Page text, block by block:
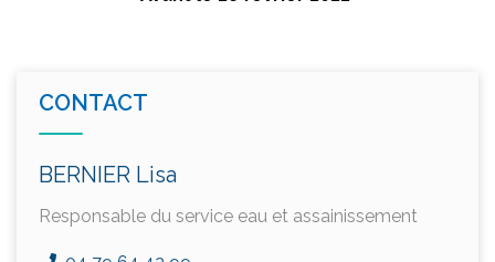
CONTACT
BERNIER Lisa
Responsable du service eau et assainissement